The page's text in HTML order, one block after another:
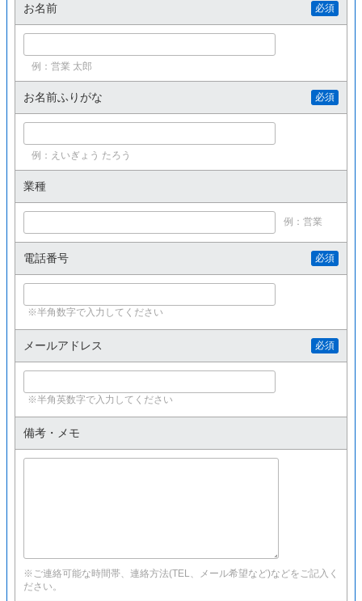
お名前 必須
例：営業 太郎
お名前ふりがな 必須
例：えいぎょう たろう
業種
例：営業
電話番号 必須
※半角数字で入力してください
メールアドレス 必須
※半角英数字で入力してください
備考・メモ
※ご連絡可能な時間帯、連絡方法(TEL、メール希望など)などをご記入く
ださい。